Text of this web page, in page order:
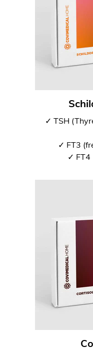
✓ TSH
✓ FT3
✓ FT4